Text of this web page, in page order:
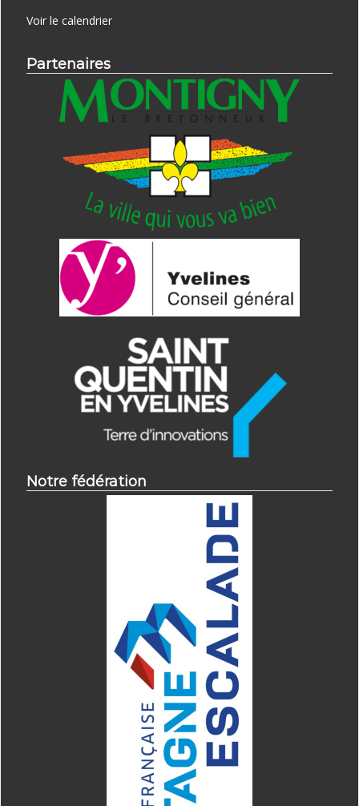
Voir le calendrier
Partenaires
Notre fédération